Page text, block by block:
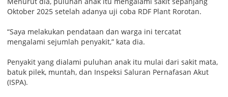
Oktober 2025 setelah adanya uji coba RDF Plant Rorotan.
“Saya melakukan pendataan dan warga ini tercatat
mengalami sejumlah penyakit,” kata dia.
Penyakit yang dialami puluhan anak itu mulai dari sakit mata,
batuk pilek, muntah, dan Inspeksi Saluran Pernafasan Akut
(ISPA).